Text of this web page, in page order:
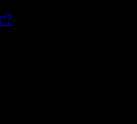
האם Google Docs יכול להקריא לי טקסט?